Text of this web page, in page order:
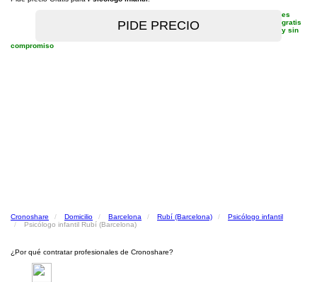
es
gratis
y sin
compromiso
Cronoshare Domicilio Barcelona Rubí (Barcelona)
Psicólogo infantil
Psicólogo infantil Rubí (Barcelona)
¿Por qué contratar profesionales de Cronoshare?